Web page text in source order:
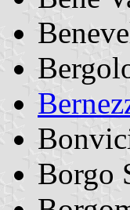
Borgo